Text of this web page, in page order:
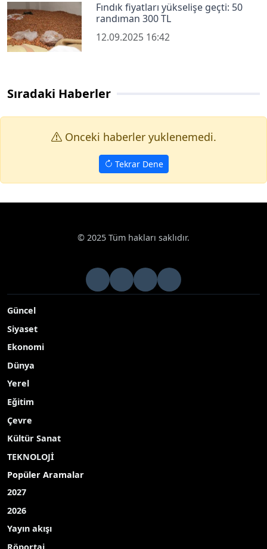
Fındık fiyatları yükselişe geçti: 50
randıman 300 TL
12.09.2025 16:42
Sıradaki Haberler
Onceki haberler yuklenemedi.
Tekrar Dene
© 2025 Tüm hakları saklıdır.
Güncel
Siyaset
Ekonomi
Dünya
Yerel
Eğitim
Çevre
Kültür Sanat
TEKNOLOJİ
Popüler Aramalar
2027
2026
Yayın akışı